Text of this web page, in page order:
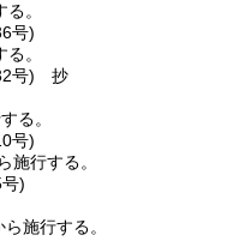
。
号)
。
号) 抄
る。
号)
施行する。
)
施行する。